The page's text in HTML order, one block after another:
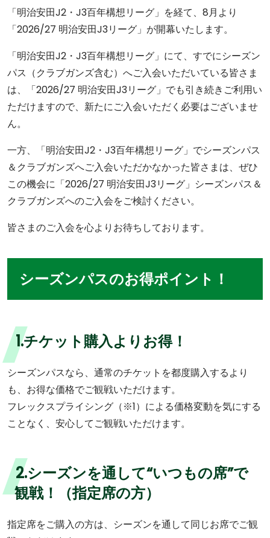
「明治安田J2・J3百年構想リーグ」を経て、8月より
「2026/27 明治安田J3リーグ」が開幕いたします。
「明治安田J2・J3百年構想リーグ」にて、すでにシーズン
パス（クラブガンズ含む）へご入会いただいている皆さま
は、「2026/27 明治安田J3リーグ」でも引き続きご利用い
ただけますので、新たにご入会いただく必要はございませ
ん。
一方、「明治安田J2・J3百年構想リーグ」でシーズンパス
＆クラブガンズへご入会いただかなかった皆さまは、ぜひ
この機会に「2026/27 明治安田J3リーグ」シーズンパス＆
クラブガンズへのご入会をご検討ください。
皆さまのご入会を心よりお待ちしております。
シーズンパスのお得ポイント！
1.チケット購入よりお得！
シーズンパスなら、通常のチケットを都度購入するより
も、お得な価格でご観戦いただけます。
フレックスプライシング（※1）による価格変動を気にする
ことなく、安心してご観戦いただけます。
2.シーズンを通して“いつもの席”で
観戦！（指定席の方）
指定席をご購入の方は、シーズンを通して同じお席でご観